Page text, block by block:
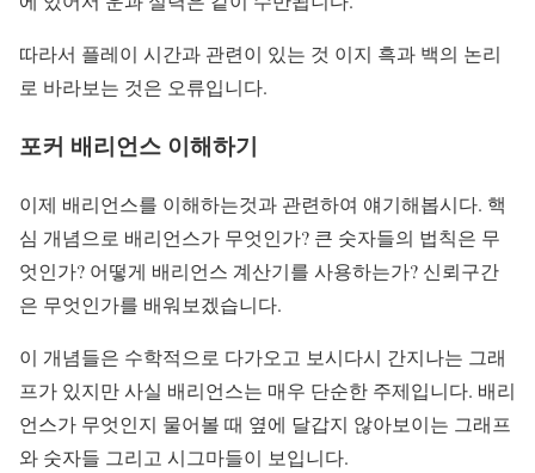
따라서 플레이 시간과 관련이 있는 것 이지 흑과 백의 논리
로 바라보는 것은 오류입니다.
포커 배리언스 이해하기
이제 배리언스를 이해하는것과 관련하여 얘기해봅시다. 핵
심 개념으로 배리언스가 무엇인가? 큰 숫자들의 법칙은 무
엇인가? 어떻게 배리언스 계산기를 사용하는가? 신뢰구간
은 무엇인가를 배워보겠습니다.
이 개념들은 수학적으로 다가오고 보시다시 간지나는 그래
프가 있지만 사실 배리언스는 매우 단순한 주제입니다. 배리
언스가 무엇인지 물어볼 때 옆에 달갑지 않아보이는 그래프
와 숫자들 그리고 시그마들이 보입니다.